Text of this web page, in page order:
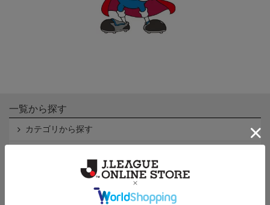
一覧から探す
カテゴリから探す
Ｊ2